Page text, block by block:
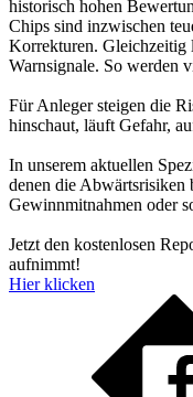
historisch hohen
Chips sind inzwischen
Korrekturen. Gleichzeitig
Warnsignale. So werden
Für Anleger steigen die
hinschaut, läuft Gefahr,
In unserem aktuellen
denen die Abwärtsrisiken
Gewinnmitnahmen oder
Jetzt den kostenlosen
aufnimmt!
Hier klicken